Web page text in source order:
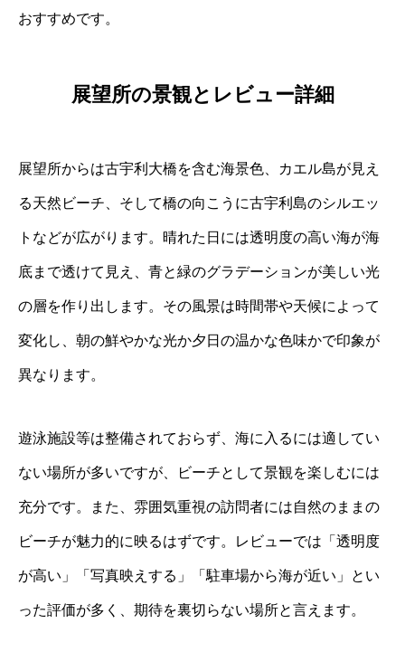
おすすめです。
展望所の景観とレビュー詳細
展望所からは古宇利大橋を含む海景色、カエル島が見え
る天然ビーチ、そして橋の向こうに古宇利島のシルエッ
トなどが広がります。晴れた日には透明度の高い海が海
底まで透けて見え、青と緑のグラデーションが美しい光
の層を作り出します。その風景は時間帯や天候によって
変化し、朝の鮮やかな光か夕日の温かな色味かで印象が
異なります。
遊泳施設等は整備されておらず、海に入るには適してい
ない場所が多いですが、ビーチとして景観を楽しむには
充分です。また、雰囲気重視の訪問者には自然のままの
ビーチが魅力的に映るはずです。レビューでは「透明度
が高い」「写真映えする」「駐車場から海が近い」とい
った評価が多く、期待を裏切らない場所と言えます。